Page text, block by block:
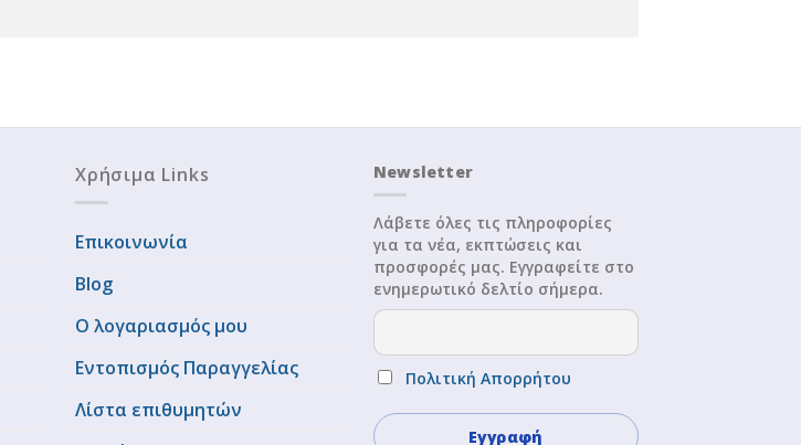
Χρήσιμα Links
Επικοινωνία
Blog
Ο λογαριασμός μου
Εντοπισμός Παραγγελίας
Λίστα επιθυμητών
Newsletter
Λάβετε όλες τις πληροφορίες
για τα νέα, εκπτώσεις και
προσφορές μας. Εγγραφείτε στο
ενημερωτικό δελτίο σήμερα.
Πολιτική Απορρήτου